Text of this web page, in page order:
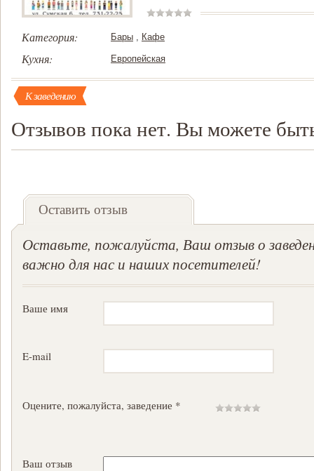
Категория: Бары , Кафе
Кухня: Европейская
К заведению
Отзывов пока нет. Вы можете
Оставить отзыв
Оставьте, пожалуйста, Ваш отзыв о
важно для нас и наших посетителей!
Ваше имя
E-mail
Оцените, пожалуйста, заведение *
Ваш отзыв